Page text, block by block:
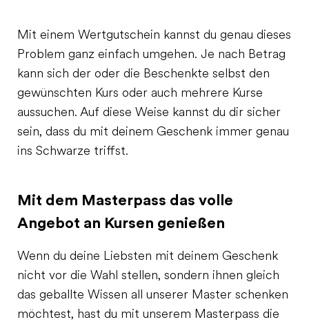
Mit einem Wertgutschein kannst du genau dieses
Problem ganz einfach umgehen. Je nach Betrag
kann sich der oder die Beschenkte selbst den
gewünschten Kurs oder auch mehrere Kurse
aussuchen. Auf diese Weise kannst du dir sicher
sein, dass du mit deinem Geschenk immer genau
ins Schwarze triffst.
Mit dem Masterpass das volle
Angebot an Kursen genießen
Wenn du deine Liebsten mit deinem Geschenk
nicht vor die Wahl stellen, sondern ihnen gleich
das geballte Wissen all unserer Master schenken
möchtest, hast du mit unserem Masterpass die